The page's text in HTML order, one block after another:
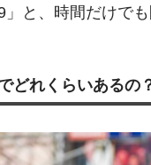
と、時間だけでも
どれくらいあるの